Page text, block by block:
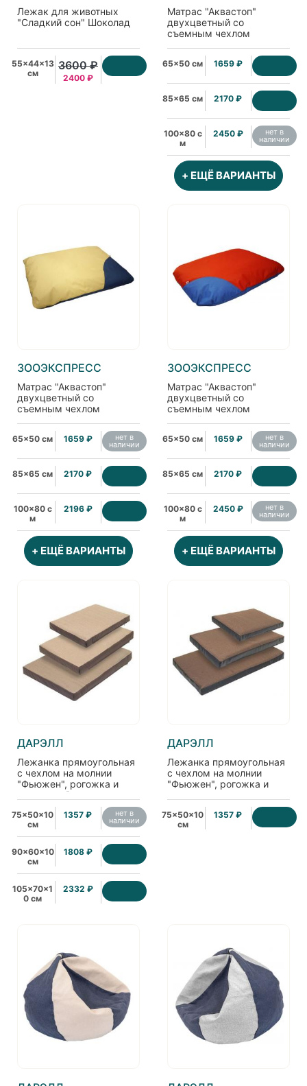
Лежак для животных
"Сладкий сон" Шоколад
55x44x13
см
3600 ₽
2400 ₽
Матрас "Аквастоп"
двухцветный со
съемным чехлом
бежевый/красный
(763111)
65x50 см 1659 ₽
85x65 см 2170 ₽
100x80 с
м
2450 ₽ нет в
наличии
+ ЕЩЁ ВАРИАНТЫ
ЗООЭКСПРЕСС
Матрас "Аквастоп"
двухцветный со
съемным чехлом
пухлый, оксфорд,
бежевый/синий
65x50 см 1659 ₽ нет в
наличии
85x65 см 2170 ₽
100x80 с
м
2196 ₽
+ ЕЩЁ ВАРИАНТЫ
ЗООЭКСПРЕСС
Матрас "Аквастоп"
двухцветный со
съемным чехлом
пухлый, оксфорд,
красный/синий
65x50 см 1659 ₽ нет в
наличии
85x65 см 2170 ₽
100x80 с
м
2450 ₽ нет в
наличии
+ ЕЩЁ ВАРИАНТЫ
ДАРЭЛЛ
Лежанка прямоугольная
с чехлом на молнии
"Фьюжен", рогожка и
экокожа, бежевая
75x50x10
см
1357 ₽ нет в
наличии
90x60x10
см
1808 ₽
105x70x1
0 см
2332 ₽
ДАРЭЛЛ
Лежанка прямоугольная
с чехлом на молнии
"Фьюжен", рогожка и
75x50x10
см
1357 ₽